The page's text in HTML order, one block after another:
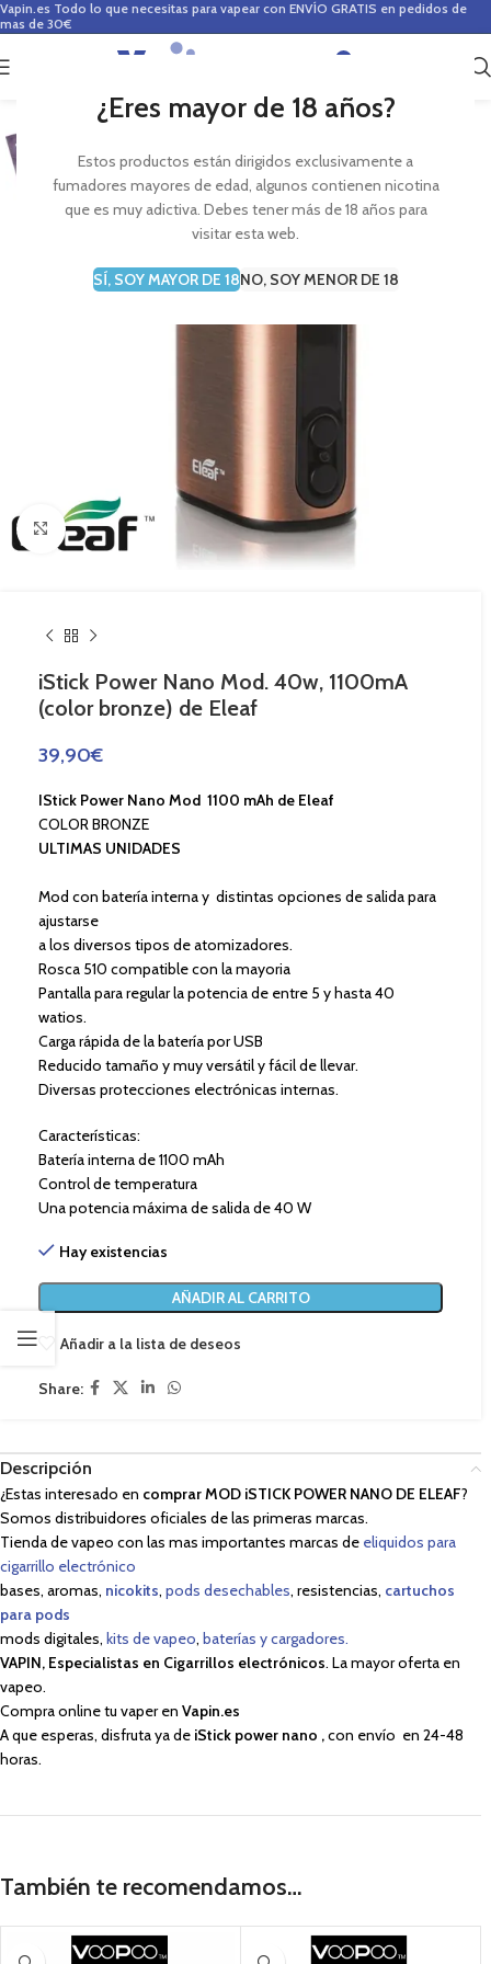
¿Eres mayor de 18 años?
Estos productos están dirigidos exclusivamente a
fumadores mayores de edad, algunos contienen nicotina
que es muy adictiva. Debes tener más de 18 años para
visitar esta web.
SÍ, SOY MAYOR DE 18NO, SOY MENOR DE 18
Vapin.es Todo lo que necesitas para vapear con ENVÍO GRATIS en pedidos de
mas de 30€
0
Haga Click para agrandar
iStick Power Nano Mod. 40w, 1100mA
(color bronze) de Eleaf
39,90€
IStick Power Nano Mod 1100 mAh de Eleaf
COLOR BRONZE
ULTIMAS UNIDADES
Mod con batería interna y distintas opciones de salida para
ajustarse
a los diversos tipos de atomizadores.
Rosca 510 compatible con la mayoria
Pantalla para regular la potencia de entre 5 y hasta 40
watios.
Carga rápida de la batería por USB
Reducido tamaño y muy versátil y fácil de llevar.
Diversas protecciones electrónicas internas.
Características:
Batería interna de 1100 mAh
Control de temperatura
Una potencia máxima de salida de 40 W
Hay existencias
AÑADIR AL CARRITO
Añadir a la lista de deseos
Share:
Descripción
¿Estas interesado en comprarMOD iSTICK POWER NANO DE ELEAF?
Somos distribuidores oficiales de las primeras marcas.
Tienda de vapeo con las mas importantes marcas de eliquidos para
cigarrillo electrónico
bases, aromas, nicokits, pods desechables, resistencias, cartuchos
para pods
mods digitales, kits de vapeo, baterías y cargadores.
VAPIN, Especialistas en Cigarrillos electrónicos. La mayor oferta en
vapeo.
Compra online tu vaper en Vapin.es
A que esperas, disfruta ya de iStick power nano ,con envío en 24-48
horas.
También te recomendamos…